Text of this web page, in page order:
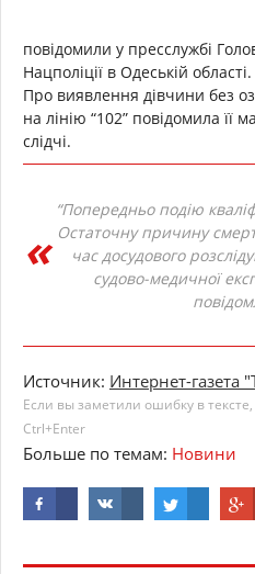
повідомили у пресслужбі
Нацполіції в Одеській області.
Про виявлення дівчини без
на лінію “102” повідомила її
слідчі.
“Попередньо подію
Остаточну причину
час досудового
судово-медичної
Источник: Интернет-газета
Если вы заметили ошибку в
Ctrl+Enter
Больше по темам: Новини